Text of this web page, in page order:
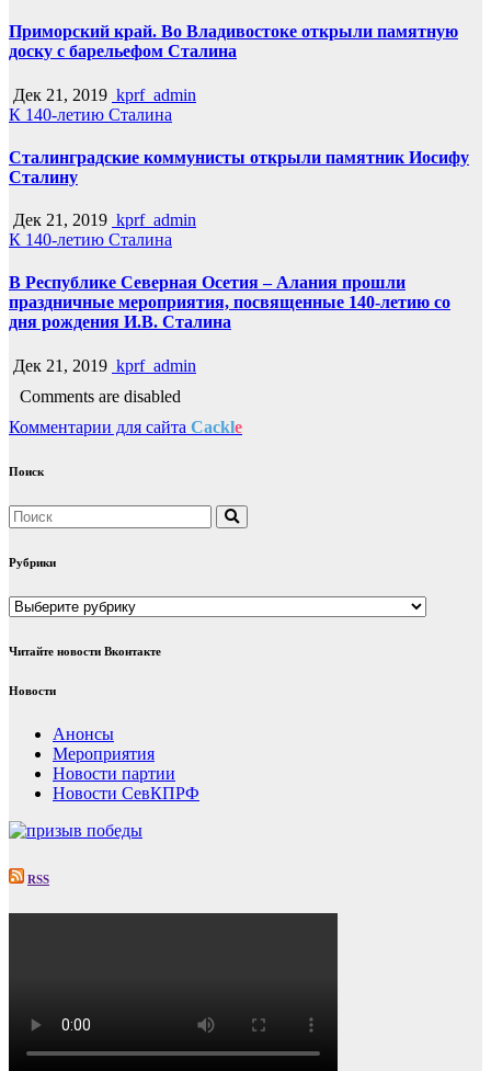
Приморский край. Во Владивостоке открыли памятную
доску с барельефом Сталина
Дек 21, 2019 kprf_admin
К 140-летию Сталина
Сталинградские коммунисты открыли памятник Иосифу
Сталину
Дек 21, 2019 kprf_admin
К 140-летию Сталина
В Республике Северная Осетия – Алания прошли
праздничные мероприятия, посвященные 140-летию со
дня рождения И.В. Сталина
Дек 21, 2019 kprf_admin
Comments are disabled
Комментарии для сайта Cackle
Поиск
Рубрики
Рубрики
Читайте новости Вконтакте
Новости
Анонсы
Мероприятия
Новости партии
Новости СевКПРФ
RSS